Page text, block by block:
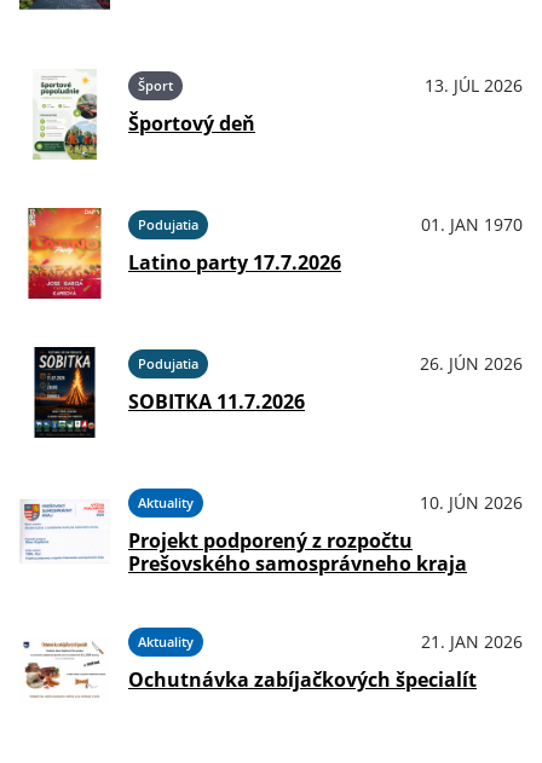
Šport 13. JÚL 2026
Športový deň
Podujatia 01. JAN 1970
Latino party 17.7.2026
Podujatia 26. JÚN 2026
SOBITKA 11.7.2026
Aktuality 10. JÚN 2026
Projekt podporený z rozpočtu
Prešovského samosprávneho kraja
Aktuality 21. JAN 2026
Ochutnávka zabíjačkových špecialít